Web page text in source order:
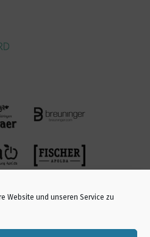
Website und unseren Service zu
geblümt.